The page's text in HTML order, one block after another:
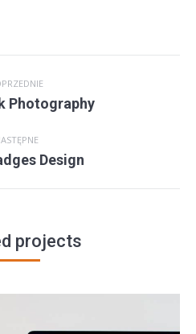
Previous
project:
Photography
Next
project:
Design
projects